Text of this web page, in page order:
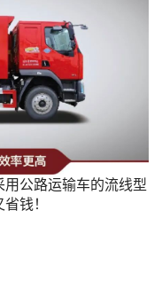
公路运输车的流线型
钱！